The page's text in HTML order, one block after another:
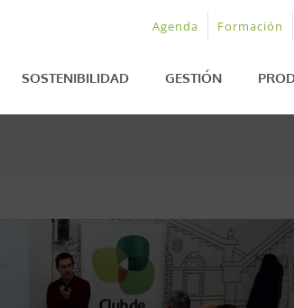
Agenda Formación
SOSTENIBILIDAD GESTIÓN